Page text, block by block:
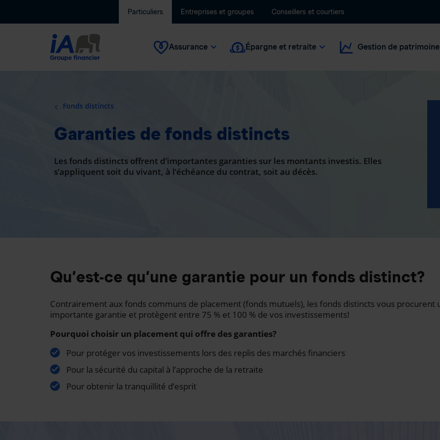
Particuliers Entreprises et groupes Conseillers et courtiers
Assurance Épargne et retraite Gestion de patrimoine
Fonds distincts
Garanties de fonds distincts
Les fonds distincts offrent d’importantes garanties sur les montants investis. Elles
s’appliquent soit du vivant, à l’échéance du contrat, soit au décès.
Qu’est-ce qu’une garantie pour un fonds distinct?
Contrairement aux fonds communs de placement (fonds mutuels), les fonds distincts vous procurent
importante garantie et protègent entre 75 % et 100 % de vos investissements!
Pourquoi choisir un placement qui offre des garanties?
Pour protéger vos investissements lors des replis des marchés financiers
Pour la sécurité du capital à l’approche de la retraite
Pour obtenir la tranquillité d’esprit